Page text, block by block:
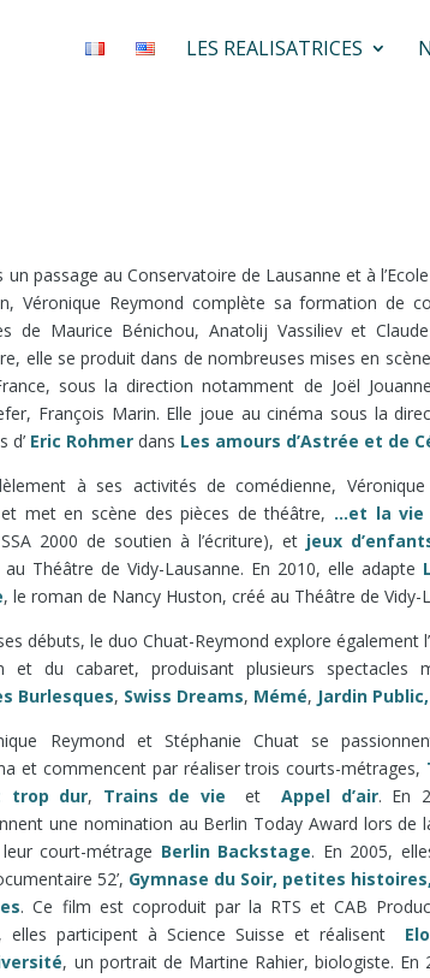
LES REALISATRICES
un passage au Conservatoire de Lausanne et à
Véronique Reymond complète sa formation de
de Maurice Bénichou, Anatolij Vassiliev et
elle se produit dans de nombreuses mises en
sous la direction notamment de Joël
François Marin. Elle joue au cinéma sous la
d’ Eric Rohmer dans Les amours d’Astrée et de
à ses activités de comédienne, Véronique
met en scène des pièces de théâtre, …et la vie
2000 de soutien à l’écriture), et jeux
au Théâtre de Vidy-Lausanne. En 2010, elle adapte
, le roman de Nancy Huston, créé au Théâtre de Vidy-
débuts, le duo Chuat-Reymond explore également
et du cabaret, produisant plusieurs spectacles
Burlesques, Swiss Dreams, Mémé, Jardin Public,
Reymond et Stéphanie Chuat se
et commencent par réaliser trois courts-métrages,
trop dur, Trains de vie etAppel d’air. En
une nomination au Berlin Today Award lors de
court-métrage Berlin Backstage. En 2005,
52’, Gymnase du Soir, petites
. Ce film est coproduit par la RTS et CAB
elles participent à Science Suisse et réalisent
rsité, un portrait de Martine Rahier, biologiste. En